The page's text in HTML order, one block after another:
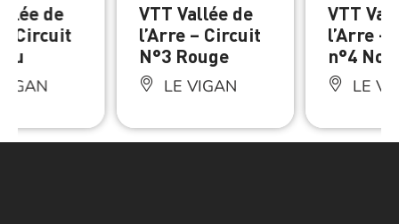
de
Circuit
VTT Vallée de
l’Arre – Circuit
N°3 Rouge
LE VIGAN
VTT
l’Arre –
n°4 Noir
LE